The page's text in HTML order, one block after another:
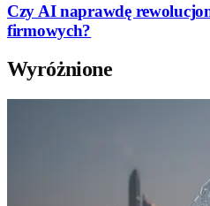
Czy AI naprawdę
firmowych?
Wyróżnione